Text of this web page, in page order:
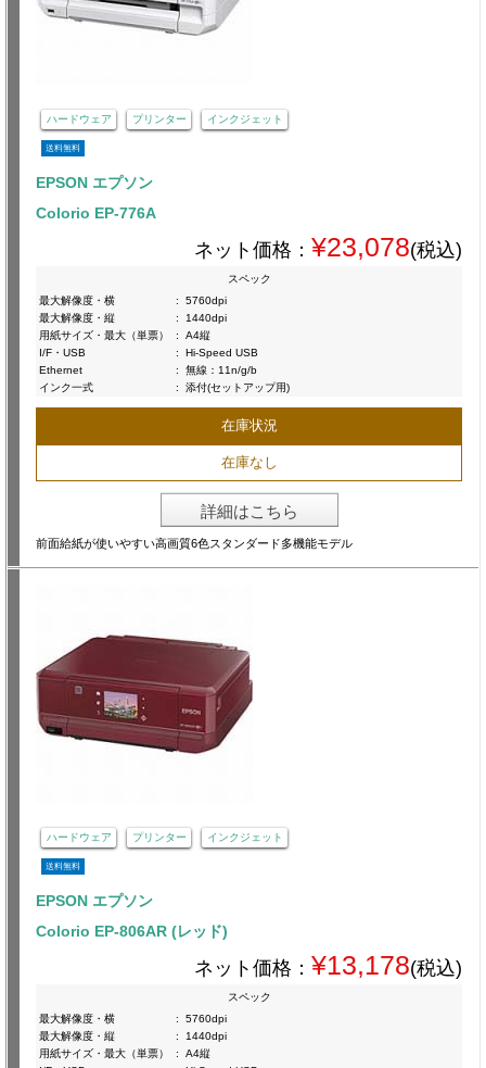
ハードウェア プリンター インクジェット
送料無料
EPSON エプソン
Colorio EP-776A
ネット価格： ¥23,078(税込)
スペック
最大解像度・横
:
5760dpi
最大解像度・縦
:
1440dpi
用紙サイズ・最大（単票）
:
A4縦
I/F・USB
:
Hi-Speed USB
Ethernet
:
無線：11n/g/b
インク一式
: 添付(セットアップ用)
在庫状況
在庫なし
詳細はこちら
前面給紙が使いやすい高画質6色スタンダード多機能モデル
ハードウェア プリンター インクジェット
送料無料
EPSON エプソン
Colorio EP-806AR (レッド)
ネット価格： ¥13,178(税込)
スペック
最大解像度・横
:
5760dpi
最大解像度・縦
:
1440dpi
用紙サイズ・最大（単票）
:
A4縦